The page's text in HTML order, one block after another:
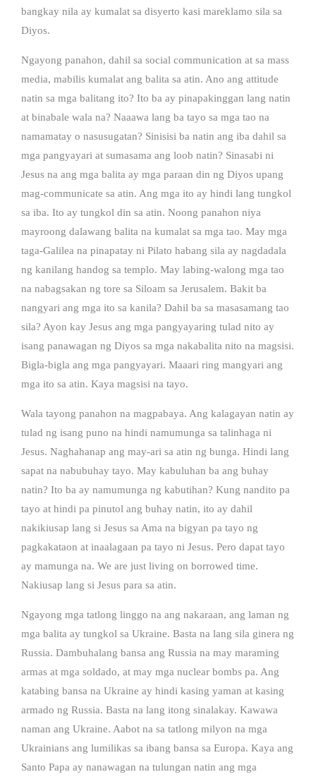
bangkay nila ay kumalat sa disyerto kasi mareklamo sila sa
Diyos.
Ngayong panahon, dahil sa social communication at sa mass
media, mabilis kumalat ang balita sa atin. Ano ang attitude
natin sa mga balitang ito? Ito ba ay pinapakinggan lang natin
at binabale wala na? Naaawa lang ba tayo sa mga tao na
namamatay o nasusugatan? Sinisisi ba natin ang iba dahil sa
mga pangyayari at sumasama ang loob natin? Sinasabi ni
Jesus na ang mga balita ay mga paraan din ng Diyos upang
mag-communicate sa atin. Ang mga ito ay hindi lang tungkol
sa iba. Ito ay tungkol din sa atin. Noong panahon niya
mayroong dalawang balita na kumalat sa mga tao. May mga
taga-Galilea na pinapatay ni Pilato habang sila ay nagdadala
ng kanilang handog sa templo. May labing-walong mga tao
na nabagsakan ng tore sa Siloam sa Jerusalem. Bakit ba
nangyari ang mga ito sa kanila? Dahil ba sa masasamang tao
sila? Ayon kay Jesus ang mga pangyayaring tulad nito ay
isang panawagan ng Diyos sa mga nakabalita nito na magsisi.
Bigla-bigla ang mga pangyayari. Maaari ring mangyari ang
mga ito sa atin. Kaya magsisi na tayo.
Wala tayong panahon na magpabaya. Ang kalagayan natin ay
tulad ng isang puno na hindi namumunga sa talinhaga ni
Jesus. Naghahanap ang may-ari sa atin ng bunga. Hindi lang
sapat na nabubuhay tayo. May kabuluhan ba ang buhay
natin? Ito ba ay namumunga ng kabutihan? Kung nandito pa
tayo at hindi pa pinutol ang buhay natin, ito ay dahil
nakikiusap lang si Jesus sa Ama na bigyan pa tayo ng
pagkakataon at inaalagaan pa tayo ni Jesus. Pero dapat tayo
ay mamunga na. We are just living on borrowed time.
Nakiusap lang si Jesus para sa atin.
Ngayong mga tatlong linggo na ang nakaraan, ang laman ng
mga balita ay tungkol sa Ukraine. Basta na lang sila ginera ng
Russia. Dambuhalang bansa ang Russia na may maraming
armas at mga soldado, at may mga nuclear bombs pa. Ang
katabing bansa na Ukraine ay hindi kasing yaman at kasing
armado ng Russia. Basta na lang itong sinalakay. Kawawa
naman ang Ukraine. Aabot na sa tatlong milyon na mga
Ukrainians ang lumilikas sa ibang bansa sa Europa. Kaya ang
Santo Papa ay nanawagan na tulungan natin ang mga